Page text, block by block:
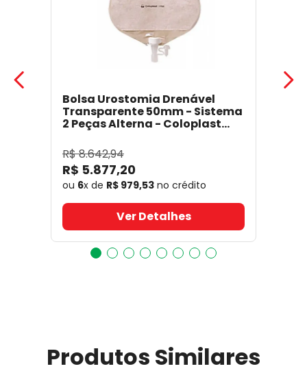
Bolsa Urostomia Drenável
Transparente 50mm - Sistema
2 Peças Alterna - Coloplast
R$8.642,94
R$ 5.877,20
ou 6x de R$ 979,53 no crédito
Ver Detalhes
Produtos Similares